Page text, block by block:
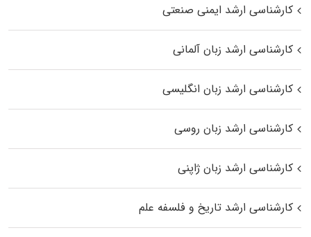
کارشناسی ارشد ایمنی صنعتی
کارشناسی ارشد زبان آلمانی
کارشناسی ارشد زبان انگلیسی
کارشناسی ارشد زبان روسی
کارشناسی ارشد زبان ژاپنی
کارشناسی ارشد تاریخ و فلسفه علم